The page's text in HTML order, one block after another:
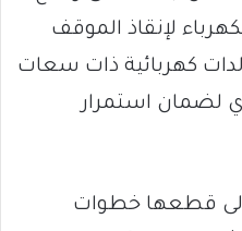
لإنقاذ الموقف
كهربائية ذات سعات
لضمان استمرار
إلى قطعها خطوات